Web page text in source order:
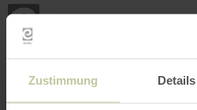
Zustimmung Details
Retour
à
page
d'accueil
L'offre de loisirs listée ci-
par le prestataire